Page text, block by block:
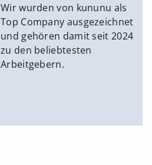
Wir wurden von kununu als
Top Company ausgezeichnet
und gehören damit seit 2024
zu den beliebtesten
Arbeitgebern.